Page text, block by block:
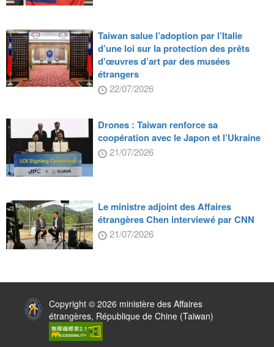
Taiwan salue l’adoption par l’Italie
d’une loi sur la protection des prêts
d’œuvres d’art par des musées
étrangers
22/07/2026
Drones : Taiwan renforce sa
coopération avec le Japon et l’Ukraine
21/07/2026
Le ministre adjoint des Affaires
étrangères Chen interviewé par CNN
21/07/2026
Copyright © 2026 ministère des Affaires
étrangères, République de Chine (Taiwan)